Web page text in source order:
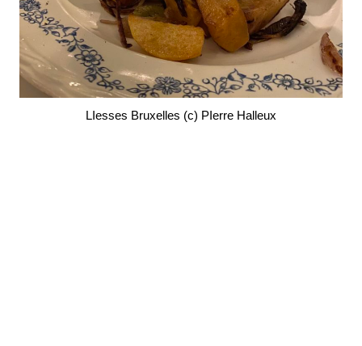
LIesses Bruxelles (c) PIerre Halleux